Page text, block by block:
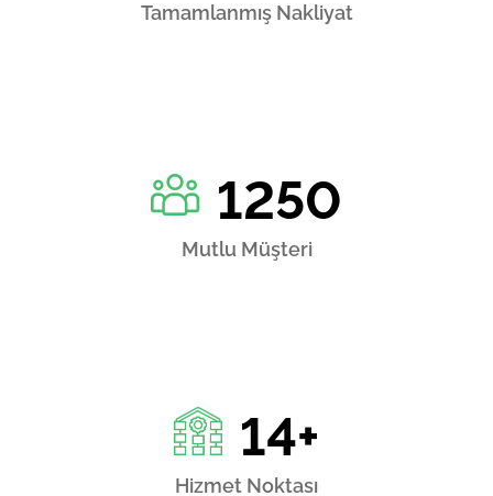
Tamamlanmış Nakliyat
1250
Mutlu Müşteri
14+
Hizmet Noktası